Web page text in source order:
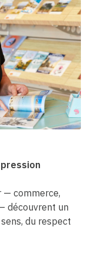
— commerce,
découvrent un
du respect